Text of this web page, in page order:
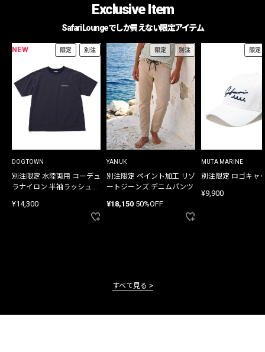
Exclusive Item
Safari Loungeでしか買えない限定アイテム
NEW 限定 別注
DOGTOWN
別注限定 水陸両用 コーデュ
ラナイロン 半袖ラッシュガ
¥14,300
限定 別注
YANUK
別注限定 ペイント加工 リゾ
ートジーンズ デニムパンツ
¥18,150 50%OFF
限定
MUTA MARINE
別注限定 ロゴキャ
¥9,900
すべて見る